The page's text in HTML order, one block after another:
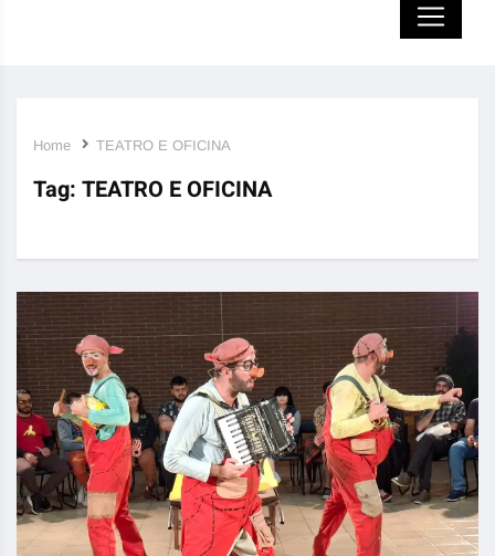
Home TEATRO E OFICINA
Tag: TEATRO E OFICINA